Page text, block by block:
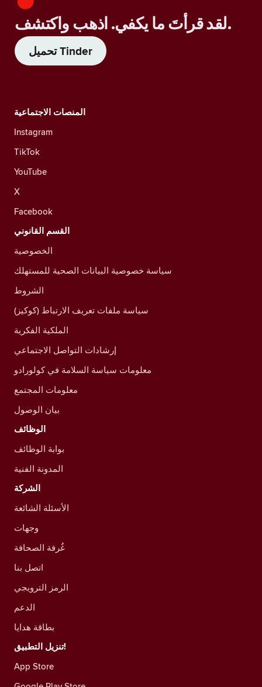
لقد قرأتَ ما يكفي. اذهب واكتشف.
تحميل Tinder
المنصات الاجتماعية
Instagram
TikTok
YouTube
X
Facebook
القسم القانوني
الخصوصية
سياسة خصوصية البيانات الصحية للمستهلك
الشروط
سياسة ملفات تعريف الارتباط (كوكيز)
الملكية الفكرية
إرشادات التواصل الاجتماعي
معلومات سياسة السلامة في كولورادو
معلومات المجتمع
بيان الوصول
الوظائف
بوابة الوظائف
المدونة الفنية
الشركة
الأسئلة الشائعة
وجهات
غُرفة الصحافة
اتصل بنا
الرمز الترويجي
الدعم
بطاقة هدايا
تنزيل التطبيق!
App Store